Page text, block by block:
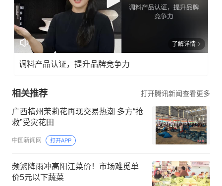
了解详情
调料产品认证，提升品牌竞争力
相关推荐 打开腾讯新闻查看更多
广西横州茉莉花再现交易热潮 多方“抢
救”受灾花田
中国新闻网 打开APP
频繁降雨冲高阳江菜价！市场难觅单
价5元以下蔬菜